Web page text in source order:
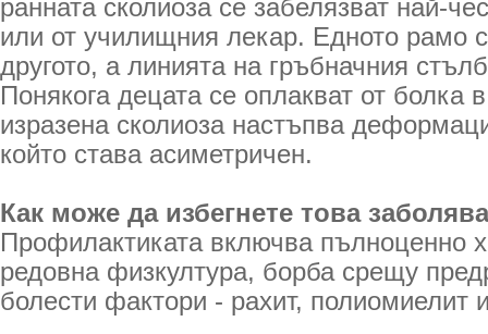
ранната сколиоза се забелязват най-
или от училищния лекар. Едното рамо
другото, а линията на гръбначния
Понякога децата се оплакват от болка
изразена сколиоза настъпва
който става асиметричен.
Как може да избегнете това
Профилактиката включва пълноценно
редовна физкултура, борба срещу
болести фактори - рахит, полиомиелит